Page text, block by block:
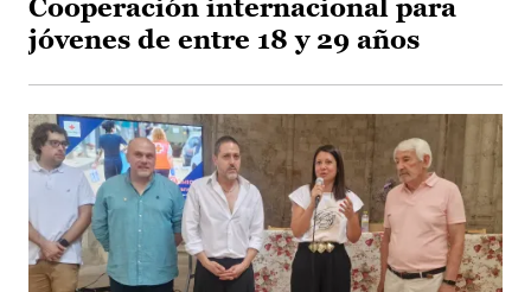
Cooperación internacional para
jóvenes de entre 18 y 29 años